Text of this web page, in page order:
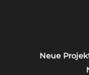
Neue